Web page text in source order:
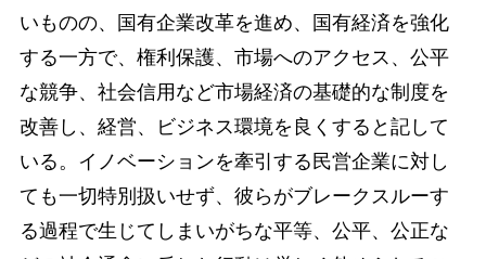
いものの、国有企業改革を進め、国有経済を強化
する一方で、権利保護、市場へのアクセス、公平
な競争、社会信用など市場経済の基礎的な制度を
改善し、経営、ビジネス環境を良くすると記して
いる。イノベーションを牽引する民営企業に対し
ても一切特別扱いせず、彼らがブレークスルーす
る過程で生じてしまいがちな平等、公平、公正な